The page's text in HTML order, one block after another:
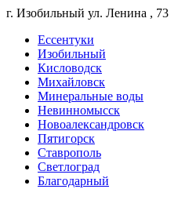
г. Изобильный ул. Ленина , 73
Ессентуки
Изобильный
Кисловодск
Михайловск
Минеральные воды
Невинномысск
Новоалександровск
Пятигорск
Ставрополь
Светлоград
Благодарный